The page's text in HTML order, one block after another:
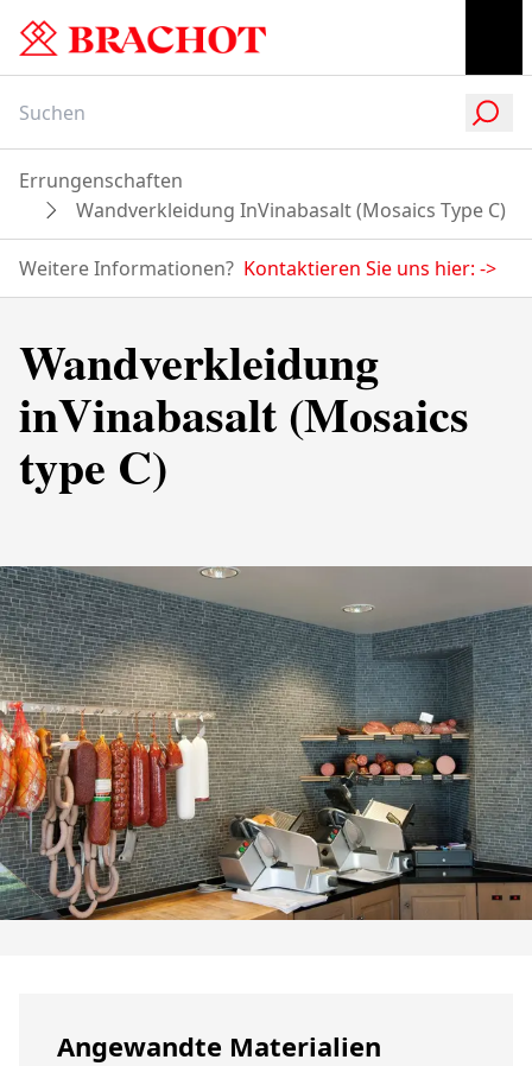
Errungenschaften
Wandverkleidung InVinabasalt (Mosaics Type C)
Weitere Informationen? Kontaktieren Sie uns hier: ->
Wandverkleidung
inVinabasalt (Mosaics
type C)
Angewandte Materialien